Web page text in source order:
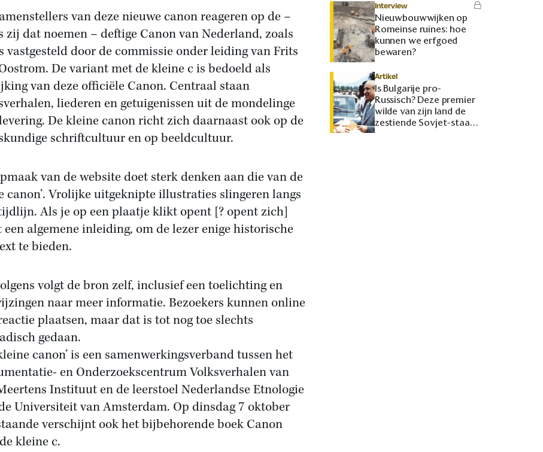
van deze nieuwe canon reageren op de –
zij dat noemen – deftige Canon van Nederland, zoals
vastgesteld door de commissie onder leiding van Frits
De variant met de kleine c is bedoeld als
van deze officiële Canon. Centraal staan
liederen en getuigenissen uit de mondelinge
De kleine canon richt zich daarnaast ook op de
schriftcultuur en op beeldcultuur.
van de website doet sterk denken aan die van de
canon’. Vrolijke uitgeknipte illustraties slingeren langs
Als je op een plaatje klikt opent [? opent zich]
een algemene inleiding, om de lezer enige historische
te bieden.
volgt de bron zelf, inclusief een toelichting en
naar meer informatie. Bezoekers kunnen online
plaatsen, maar dat is tot nog toe slechts
gedaan.
canon’ is een samenwerkingsverband tussen het
en Onderzoekscentrum Volksverhalen van
Instituut en de leerstoel Nederlandse Etnologie
Universiteit van Amsterdam. Op dinsdag 7 oktober
verschijnt ook het bijbehorende boek Canon
kleine c.
Interview
Nieuwbouwwijken op
Romeinse ruïnes: hoe
kunnen we erfgoed
bewaren?
Artikel
Is Bulgarije pro-
Russisch? Deze premier
wilde van zijn land de
zestiende Sovjet-staat
maken